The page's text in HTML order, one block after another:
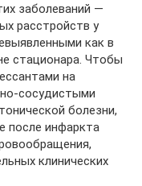
заболеваний —
расстройств у
как в
стационара. Чтобы
на
сосудистыми
болезни,
после инфаркта
клинических